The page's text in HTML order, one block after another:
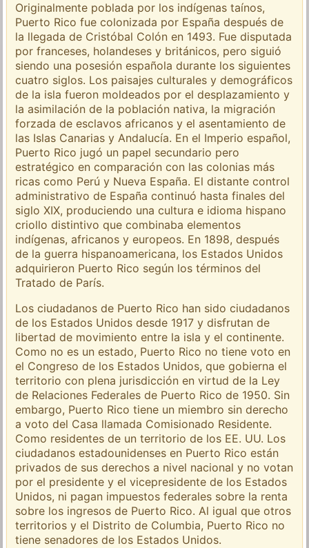
Originalmente poblada por los indígenas taínos,
Puerto Rico fue colonizada por España después de
la llegada de Cristóbal Colón en 1493. Fue disputada
por franceses, holandeses y británicos, pero siguió
siendo una posesión española durante los siguientes
cuatro siglos. Los paisajes culturales y demográficos
de la isla fueron moldeados por el desplazamiento y
la asimilación de la población nativa, la migración
forzada de esclavos africanos y el asentamiento de
las Islas Canarias y Andalucía. En el Imperio español,
Puerto Rico jugó un papel secundario pero
estratégico en comparación con las colonias más
ricas como Perú y Nueva España. El distante control
administrativo de España continuó hasta finales del
siglo XIX, produciendo una cultura e idioma hispano
criollo distintivo que combinaba elementos
indígenas, africanos y europeos. En 1898, después
de la guerra hispanoamericana, los Estados Unidos
adquirieron Puerto Rico según los términos del
Tratado de París.
Los ciudadanos de Puerto Rico han sido ciudadanos
de los Estados Unidos desde 1917 y disfrutan de
libertad de movimiento entre la isla y el continente.
Como no es un estado, Puerto Rico no tiene voto en
el Congreso de los Estados Unidos, que gobierna el
territorio con plena jurisdicción en virtud de la Ley
de Relaciones Federales de Puerto Rico de 1950. Sin
embargo, Puerto Rico tiene un miembro sin derecho
a voto del Casa llamada Comisionado Residente.
Como residentes de un territorio de los EE. UU. Los
ciudadanos estadounidenses en Puerto Rico están
privados de sus derechos a nivel nacional y no votan
por el presidente y el vicepresidente de los Estados
Unidos, ni pagan impuestos federales sobre la renta
sobre los ingresos de Puerto Rico. Al igual que otros
territorios y el Distrito de Columbia, Puerto Rico no
tiene senadores de los Estados Unidos.